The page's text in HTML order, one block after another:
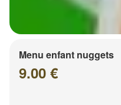
Menu enfant nuggets
9.00 €